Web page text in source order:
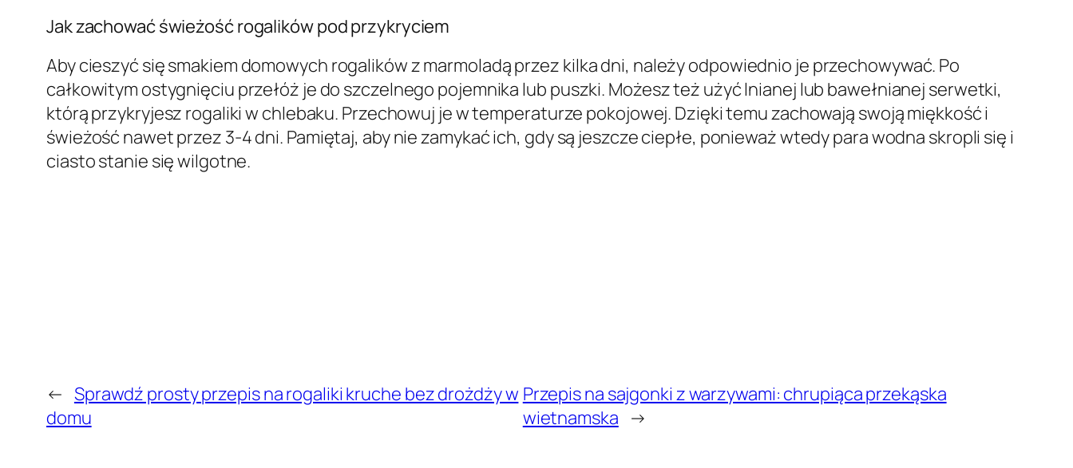
Jak zachować świeżość rogalików pod przykryciem
Aby cieszyć się smakiem domowych rogalików z marmoladą przez kilka dni, należy odpowiednio je przechowywać. Po
całkowitym ostygnięciu przełóż je do szczelnego pojemnika lub puszki. Możesz też użyć lnianej lub bawełnianej serwetki,
którą przykryjesz rogaliki w chlebaku. Przechowuj je w temperaturze pokojowej. Dzięki temu zachowają swoją miękkość i
świeżość nawet przez 3-4 dni. Pamiętaj, aby nie zamykać ich, gdy są jeszcze ciepłe, ponieważ wtedy para wodna skropli się i
ciasto stanie się wilgotne.
← Sprawdź prosty przepis na rogaliki kruche bez drożdży w
domu
Przepis na sajgonki z warzywami: chrupiąca przekąska
wietnamska →